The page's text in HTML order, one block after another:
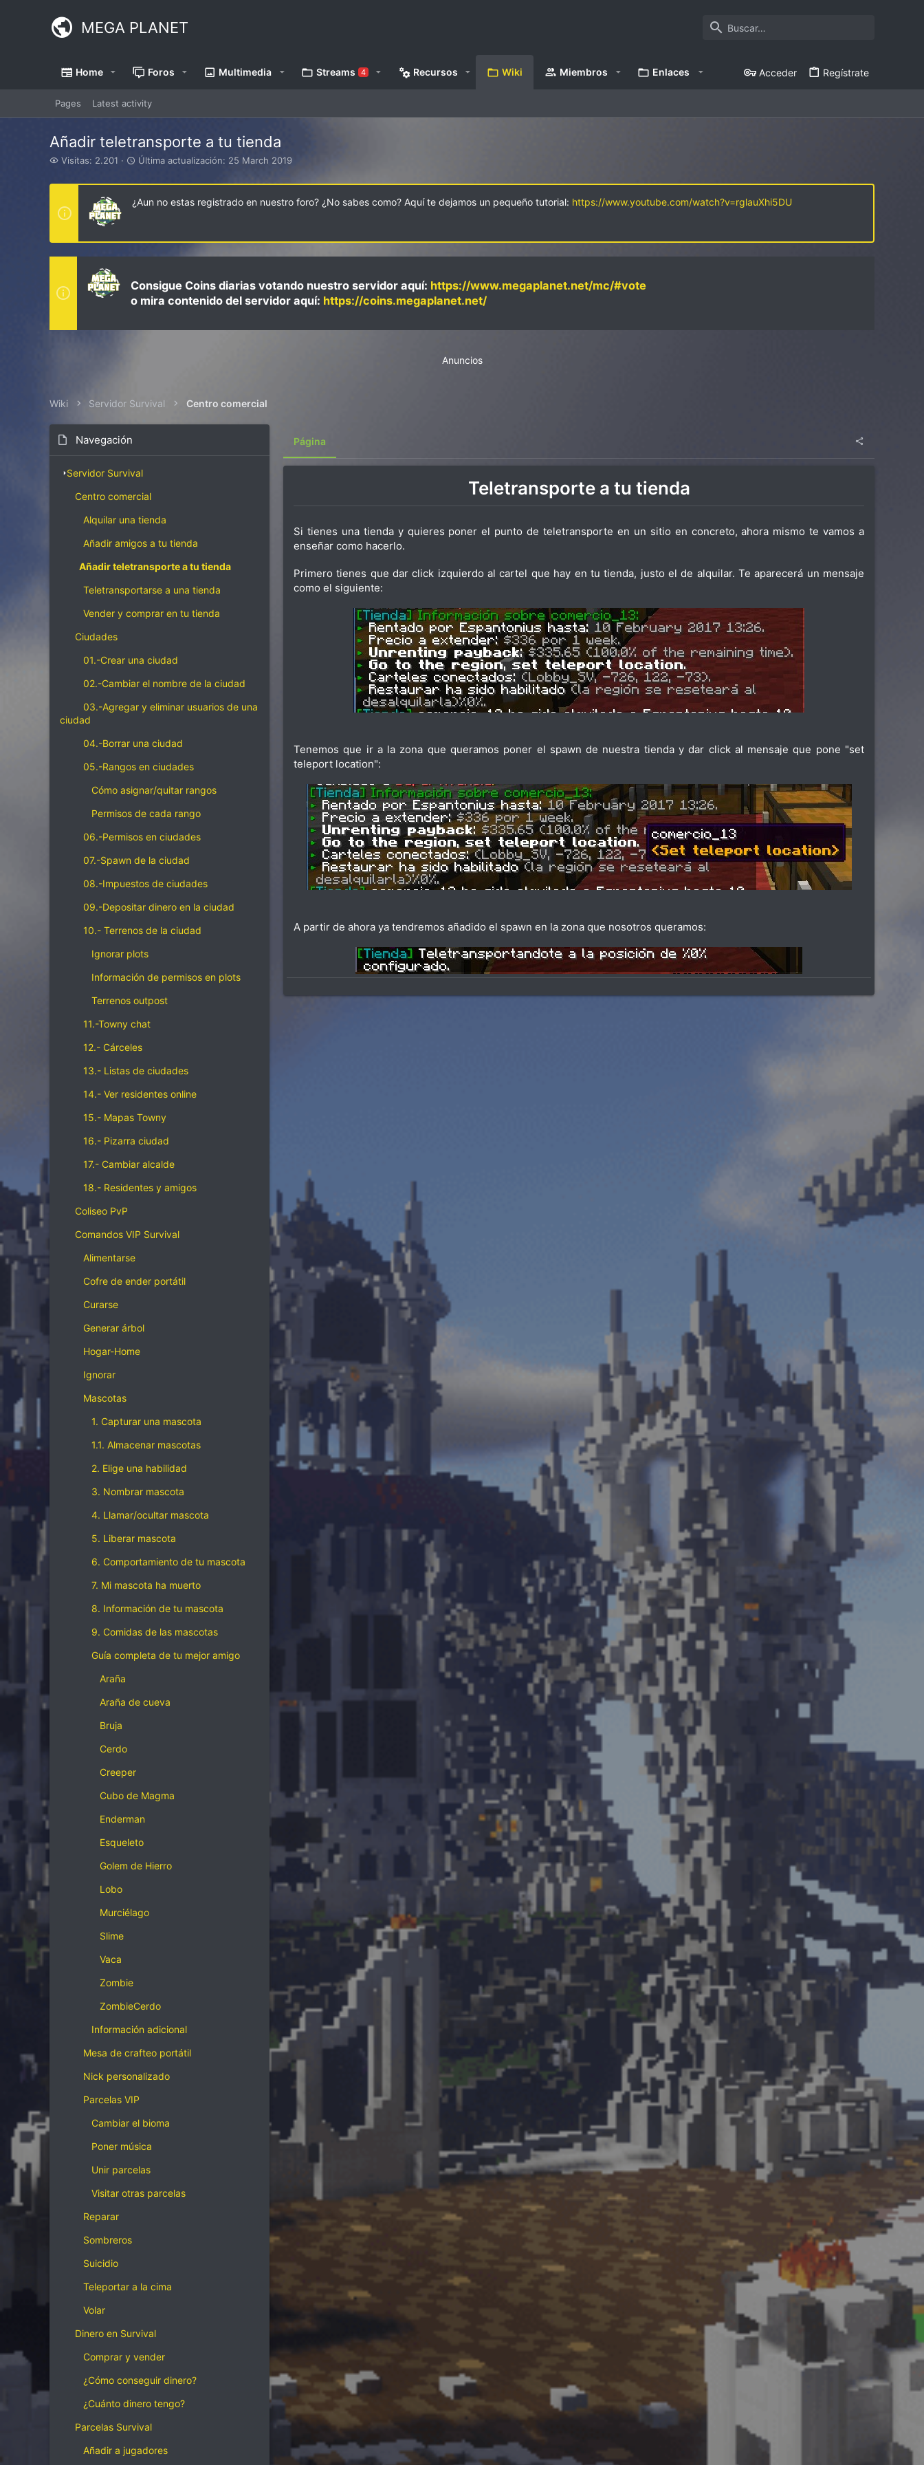
MEGA PLANET
Home Foros Multimedia Streams 4 Recursos Wiki Miembros Enlaces Acceder Regístrate
Pages Latest activity
Añadir teletransporte a tu tienda
V
s
t
a
Visitas: 2.201
Ú
t
i
m
c
t
a
a
Última actualización: 25 March 2019
¿Aun no estas registrado en nuestro foro? ¿No sabes como? Aquí te dejamos un pequeño tutorial: https://www.youtube.com/watch?v=rglauXhi5DU
Consigue Coins diarias votando nuestro servidor aquí: https://www.megaplanet.net/mc/#vote
o mira contenido del servidor aquí: https://coins.megaplanet.net/
Anuncios
Wiki Servidor Survival Centro comercial
Navegación
Servidor Survival
Centro comercial
Alquilar una tienda
Añadir amigos a tu tienda
Añadir teletransporte a tu tienda
Teletransportarse a una tienda
Vender y comprar en tu tienda
Ciudades
01.-Crear una ciudad
02.-Cambiar el nombre de la ciudad
03.-Agregar y eliminar usuarios de una
ciudad
04.-Borrar una ciudad
05.-Rangos en ciudades
Cómo asignar/quitar rangos
Permisos de cada rango
06.-Permisos en ciudades
07.-Spawn de la ciudad
08.-Impuestos de ciudades
09.-Depositar dinero en la ciudad
10.- Terrenos de la ciudad
Ignorar plots
Información de permisos en plots
Terrenos outpost
11.-Towny chat
12.- Cárceles
13.- Listas de ciudades
14.- Ver residentes online
15.- Mapas Towny
16.- Pizarra ciudad
17.- Cambiar alcalde
18.- Residentes y amigos
Coliseo PvP
Comandos VIP Survival
Alimentarse
Cofre de ender portátil
Curarse
Generar árbol
Hogar-Home
Ignorar
Mascotas
1. Capturar una mascota
1.1. Almacenar mascotas
2. Elige una habilidad
3. Nombrar mascota
4. Llamar/ocultar mascota
5. Liberar mascota
6. Comportamiento de tu mascota
7. Mi mascota ha muerto
8. Información de tu mascota
9. Comidas de las mascotas
Guía completa de tu mejor amigo
Araña
Araña de cueva
Bruja
Cerdo
Creeper
Cubo de Magma
Enderman
Esqueleto
Golem de Hierro
Lobo
Murciélago
Slime
Vaca
Zombie
ZombieCerdo
Información adicional
Mesa de crafteo portátil
Nick personalizado
Parcelas VIP
Cambiar el bioma
Poner música
Unir parcelas
Visitar otras parcelas
Reparar
Sombreros
Suicidio
Teleportar a la cima
Volar
Dinero en Survival
Comprar y vender
¿Cómo conseguir dinero?
¿Cuánto dinero tengo?
Parcelas Survival
Añadir a jugadores
Página
Teletransporte a tu tienda
Si tienes una tienda y quieres poner el punto de teletransporte en un sitio en concreto, ahora mismo te vamos a
enseñar como hacerlo.
Primero tienes que dar click izquierdo al cartel que hay en tu tienda, justo el de alquilar. Te aparecerá un mensaje
como el siguiente:
Tenemos que ir a la zona que queramos poner el spawn de nuestra tienda y dar click al mensaje que pone "set
teleport location":
A partir de ahora ya tendremos añadido el spawn en la zona que nosotros queramos: